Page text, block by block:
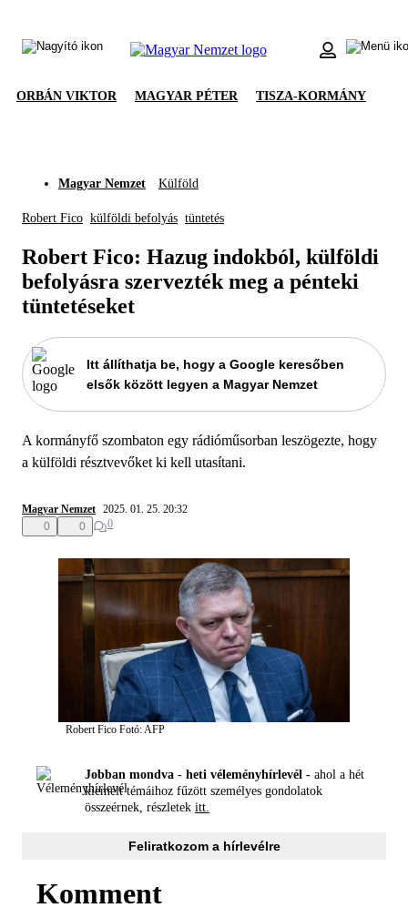
ORBÁN VIKTOR MAGYAR PÉTER TISZA-KORMÁNY
Magyar Nemzet Külföld
Robert Fico külföldi befolyás tüntetés
Robert Fico: Hazug indokból, külföldi
befolyásra szervezték meg a pénteki
tüntetéseket
Itt állíthatja be, hogy a Google keresőben
elsők között legyen a Magyar Nemzet
A kormányfő szombaton egy rádióműsorban leszögezte, hogy
a külföldi résztvevőket ki kell utasítani.
Magyar Nemzet 2025. 01. 25. 20:32
0
0 0
Robert Fico Fotó: AFP
Jobban mondva - heti véleményhírlevél - ahol a hét
kiemelt témáihoz fűzött személyes gondolatok
összeérnek, részletek itt.
Feliratkozom a hírlevélre
Komment